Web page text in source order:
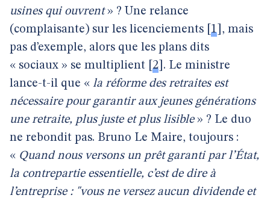
usines qui ouvrent» ? Une relance
(complaisante) sur les licenciements 1 , mais
pas d’exemple, alors que les plans dits
« sociaux » se multiplient 2 . Le ministre
lance-t-il que « la réforme des retraites est
nécessaire pour garantir aux jeunes générations
une retraite, plus juste et plus lisible» ? Le duo
ne rebondit pas. Bruno Le Maire, toujours :
« Quand nous versons un prêt garanti par l’État,
la contrepartie essentielle, c’est de dire à
l’entreprise : "vous ne versez aucun dividende et